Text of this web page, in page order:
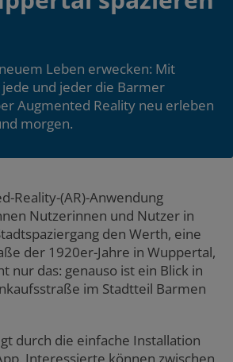
Leben erwecken: Mit
und jeder die Barmer
Augmented Reality neu erleben
morgen.
Reality-(AR)-Anwendung
Nutzerinnen und Nutzer in
den Werth, eine
der 1920er-Jahre in Wuppertal,
nur das: genauso ist ein Blick in
im Stadtteil Barmen
durch die einfache Installation